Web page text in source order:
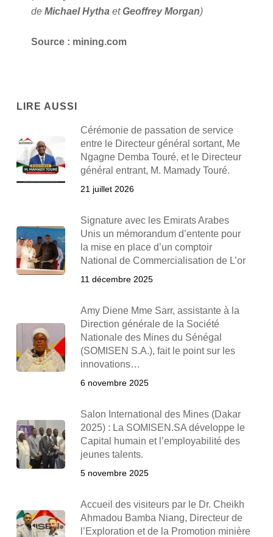
de Michael Hytha etGeoffrey Morgan)
Source : mining.com
LIRE AUSSI
Cérémonie de passation de service
entre le Directeur général sortant, Me
Ngagne Demba Touré, et le Directeur
général entrant, M. Mamady Touré.
21 juillet 2026
Signature avec les Emirats Arabes
Unis un mémorandum d’entente pour
la mise en place d’un comptoir
National de Commercialisation de L’or
11 décembre 2025
Amy Diene Mme Sarr, assistante à la
Direction générale de la Société
Nationale des Mines du Sénégal
(SOMISEN S.A.), fait le point sur les
innovations…
6 novembre 2025
Salon International des Mines (Dakar
2025) : La SOMISEN.SA développe le
Capital humain et l’employabilité des
jeunes talents.
5 novembre 2025
Accueil des visiteurs par le Dr. Cheikh
Ahmadou Bamba Niang, Directeur de
l’Exploration et de la Promotion minière